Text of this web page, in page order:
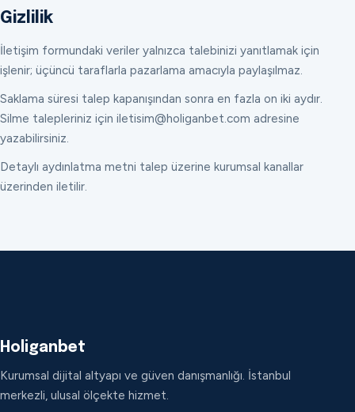
Gizlilik
İletişim formundaki veriler yalnızca talebinizi yanıtlamak için
işlenir; üçüncü taraflarla pazarlama amacıyla paylaşılmaz.
Saklama süresi talep kapanışından sonra en fazla on iki aydır.
Silme talepleriniz için iletisim@holiganbet.com adresine
yazabilirsiniz.
Detaylı aydınlatma metni talep üzerine kurumsal kanallar
üzerinden iletilir.
Holiganbet
Kurumsal dijital altyapı ve güven danışmanlığı. İstanbul
merkezli, ulusal ölçekte hizmet.